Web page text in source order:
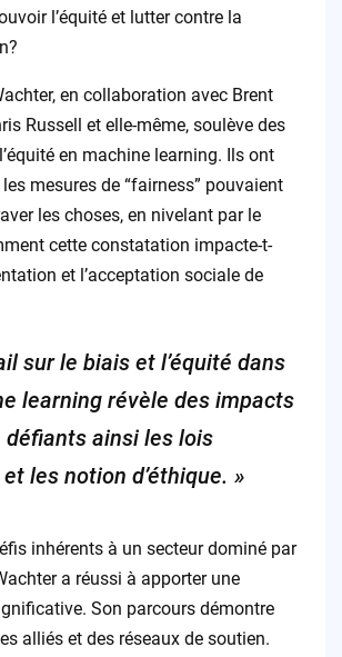
l’équité et lutter contre la
en collaboration avec Brent
Russell et elle-même, soulève des
en machine learning. Ils ont
mesures de “fairness” pouvaient
les choses, en nivelant par le
cette constatation impacte-t-
et l’acceptation sociale de
sur le biais et l’équité dans
learning révèle des impacts
défiants ainsi les lois
les notion d’éthique. »
inhérents à un secteur dominé par
a réussi à apporter une
Son parcours démontre
alliés et des réseaux de soutien.